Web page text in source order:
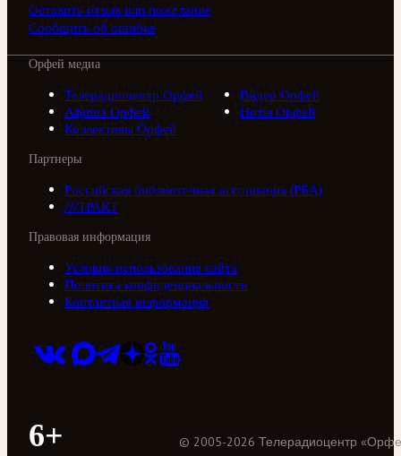
Оставить отзыв или пожелание
Сообщить об ошибке
Орфей медиа
Телерадиоцентр Орфей
Видео Орфей
Афиша Орфей
Ноты Орфей
Коллективы Орфей
Партнеры
Российская библиотечная ассоциация (РБА)
///ТРАКТ
Правовая информация
Условия использования сайта
Политика конфиденциальности
Контактная информация
6+ © 2005-2026 Телерадиоцентр